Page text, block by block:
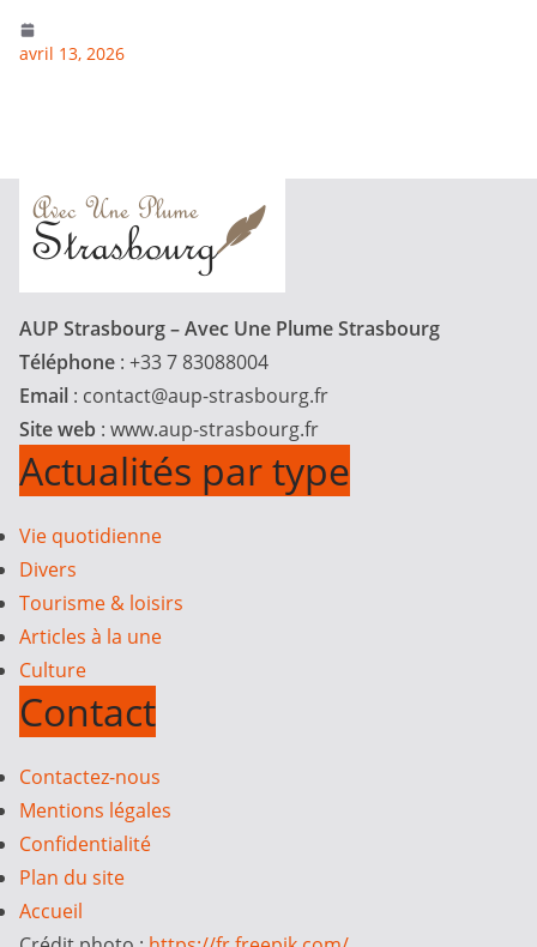
avril 13, 2026
AUP Strasbourg – Avec Une Plume Strasbourg
Téléphone : +33 7 83088004
Email : contact@aup-strasbourg.fr
Site web : www.aup-strasbourg.fr
Actualités par type
Vie quotidienne
Divers
Tourisme & loisirs
Articles à la une
Culture
Contact
Contactez-nous
Mentions légales
Confidentialité
Plan du site
Accueil